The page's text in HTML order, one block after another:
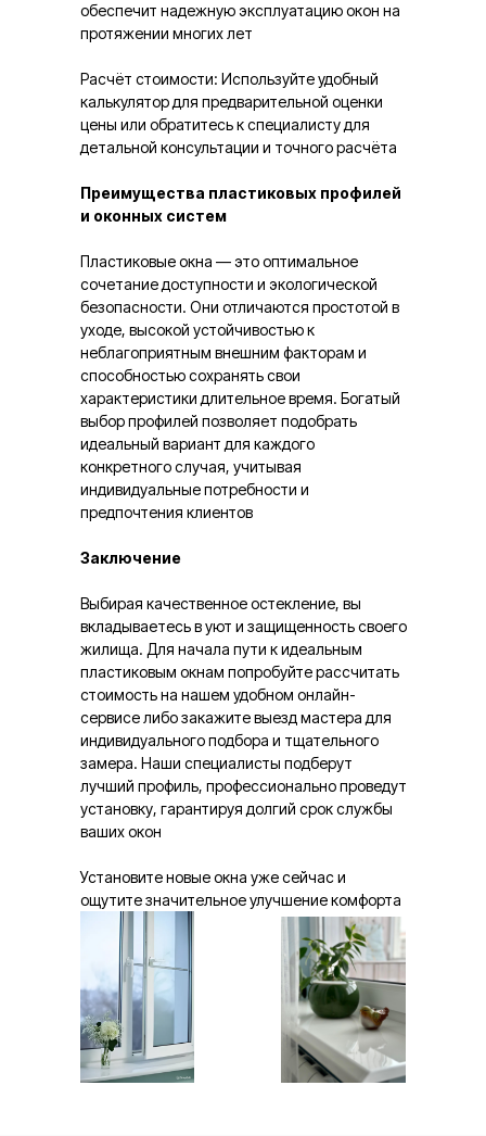
обеспечит надежную эксплуатацию окон на
протяжении многих лет
Расчёт стоимости: Используйте удобный
калькулятор для предварительной оценки
цены или обратитесь к специалисту для
детальной консультации и точного расчёта
Преимущества пластиковых профилей
и оконных систем
Пластиковые окна — это оптимальное
сочетание доступности и экологической
безопасности. Они отличаются простотой в
уходе, высокой устойчивостью к
неблагоприятным внешним факторам и
способностью сохранять свои
характеристики длительное время. Богатый
выбор профилей позволяет подобрать
идеальный вариант для каждого
конкретного случая, учитывая
индивидуальные потребности и
предпочтения клиентов
Заключение
Выбирая качественное остекление, вы
вкладываетесь в уют и защищенность своего
жилища. Для начала пути к идеальным
пластиковым окнам попробуйте рассчитать
стоимость на нашем удобном онлайн-
сервисе либо закажите выезд мастера для
индивидуального подбора и тщательного
замера. Наши специалисты подберут
лучший профиль, профессионально проведут
установку, гарантируя долгий срок службы
ваших окон
Установите новые окна уже сейчас и
ощутите значительное улучшение комфорта
в вашем доме!